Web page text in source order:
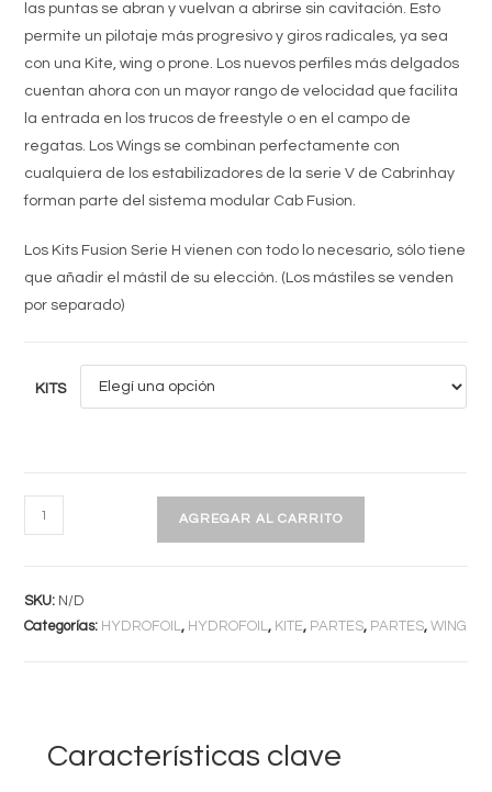
las puntas se abran y vuelvan a abrirse sin cavitación. Esto
permite un pilotaje más progresivo y giros radicales, ya sea
con una Kite, wing o prone. Los nuevos perfiles más delgados
cuentan ahora con un mayor rango de velocidad que facilita
la entrada en los trucos de freestyle o en el campo de
regatas. Los Wings se combinan perfectamente con
cualquiera de los estabilizadores de la serie V de Cabrinhay
forman parte del sistema modular Cab Fusion.
Los Kits Fusion Serie H vienen con todo lo necesario, sólo tiene
que añadir el mástil de su elección. (Los mástiles se venden
por separado)
KITS
KIT
CABRINHA
SERIES
AGREGAR AL CARRITO
SKU: N/D
Categorías: HYDROFOIL, HYDROFOIL, KITE, PARTES, PARTES,WING
Características clave